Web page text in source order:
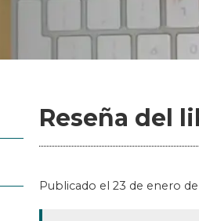
Reseña del
Publicado el 23 de enero